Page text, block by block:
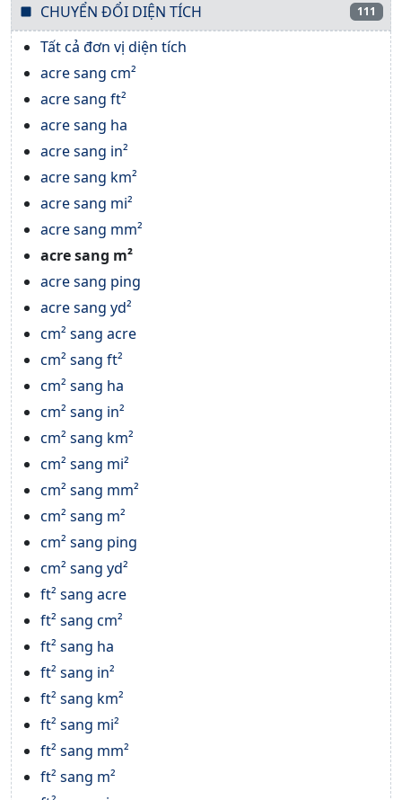
CHUYỂN ĐỔI DIỆN TÍCH 111
Tất cả đơn vị diện tích
acre sang cm²
acre sang ft²
acre sang ha
acre sang in²
acre sang km²
acre sang mi²
acre sang mm²
acre sang m²
acre sang ping
acre sang yd²
cm² sang acre
cm² sang ft²
cm² sang ha
cm² sang in²
cm² sang km²
cm² sang mi²
cm² sang mm²
cm² sang m²
cm² sang ping
cm² sang yd²
ft² sang acre
ft² sang cm²
ft² sang ha
ft² sang in²
ft² sang km²
ft² sang mi²
ft² sang mm²
ft² sang m²